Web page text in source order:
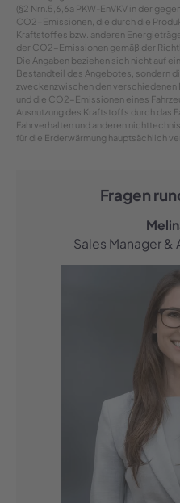
(§2 Nrn.5,6,6a PKW-EnVKV in der
CO2-Emissionen, die durch die
Kraftstoffes bzw. anderen
der CO2-Emissionen gemäß der
Die Angaben beziehen sich nicht auf
Bestandteil des Angebotes, sondern
zweckenzwischen den
und die CO2-Emissionen eines
Ausnutzung des Kraftstoffs durch das
Fahrverhalten und anderen
für die Erderwärmung hauptsächlich
Fragen
Sales Manager